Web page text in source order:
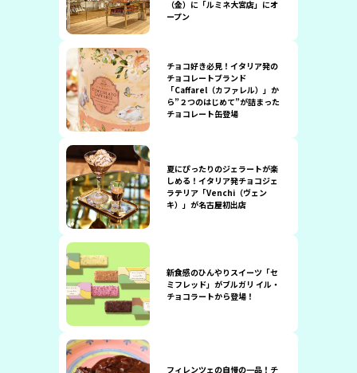
（金）に「ルミネ大宮店」にオ
ープン
チョコ好き必見！イタリア発の
チョコレートブランド
「Caffarel（カファレル）」か
ら”２つのはじめて”が詰まった
チョコレート缶登場
夏にぴったりのジェラートが楽
しめる！イタリア発チョコジェ
ラテリア「Venchi（ヴェン
キ）」が名古屋初出店
新食感のひんやりスイーツ「セ
ミフレッド」がブルガリ イル・
チョコラートから登場！
フィレンツェの自慢の一品！チ